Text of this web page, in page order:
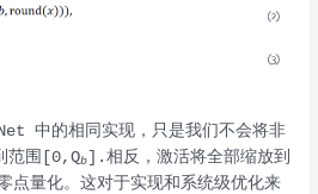
中的相同实现，只是我们不会将非
范围[0,Qb
].相反，激活将全部缩放到
点量化。这对于实现和系统级优化来